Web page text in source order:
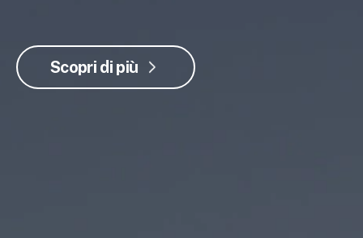
Scopri di più